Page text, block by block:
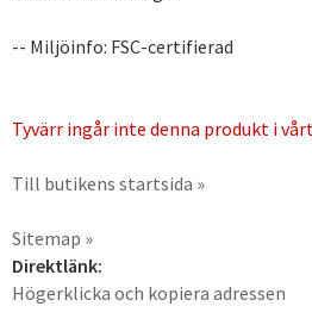
-- Miljöinfo: FSC-certifierad
Tyvärr ingår inte denna produkt i
Till butikens startsida »
Sitemap »
Direktlänk:
Högerklicka och kopiera adressen